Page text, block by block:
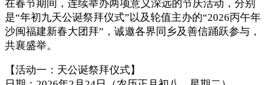
在春节期间，连续举办两项意义深远的节庆活动，分别
是“年初九天公诞祭拜仪式”以及轮值主办的“2026丙午年
沙闽福建新春大团拜”，诚邀各界同乡及善信踊跃参与，
共襄盛举。
【活动一：天公诞祭拜仪式】